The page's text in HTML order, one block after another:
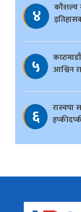
४
काैशल्य
५
आश्विन
६
रास्वपा